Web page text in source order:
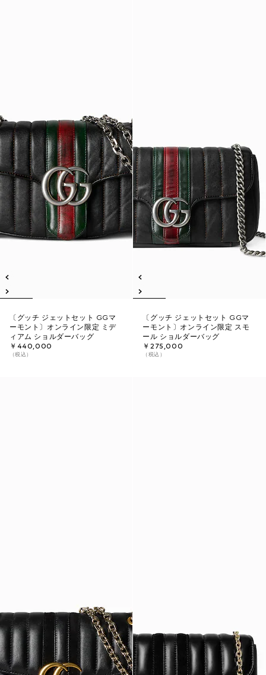
〔グッチ ジェットセット GGマ
ーモント〕オンライン限定 ミデ
ィアム ショルダーバッグ
￥440,000
（税込）
〔グッチ ジェットセット GGマ
ーモント〕オンライン限定 スモ
ール ショルダーバッグ
￥275,000
（税込）